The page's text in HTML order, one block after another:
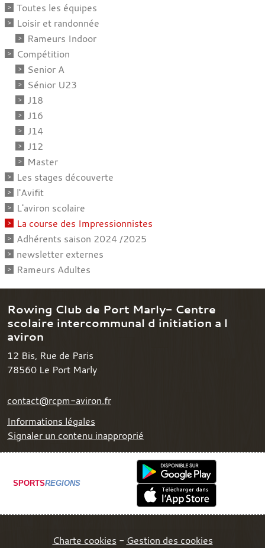
Toutes les équipes
Loisir et randonnée
Rameurs Indoor
Compétition
Senior A
Sénior U23
J18
J16
J14
J12
Master
Les stages découverte
l'Avifit
L'aviron scolaire
La course des Impressionnistes
Adhérents saison 2024 /2025
newsletter externes
Rameurs Adultes
Rowing Club de Port Marly- Centre
scolaire intercommunal d initiation a l
aviron
12 Bis, Rue de Paris
78560 Le Port Marly
contact@rcpm-aviron.fr
Informations légales
Signaler un contenu inapproprié
SPORTSREGIONS
Charte cookies Gestion des cookies